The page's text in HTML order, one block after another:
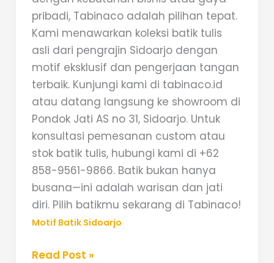
pribadi, Tabinaco adalah pilihan tepat.
Kami menawarkan koleksi batik tulis
asli dari pengrajin Sidoarjo dengan
motif eksklusif dan pengerjaan tangan
terbaik. Kunjungi kami di tabinaco.id
atau datang langsung ke showroom di
Pondok Jati AS no 31, Sidoarjo. Untuk
konsultasi pemesanan custom atau
stok batik tulis, hubungi kami di +62
858-9561-9866. Batik bukan hanya
busana—ini adalah warisan dan jati
diri. Pilih batikmu sekarang di Tabinaco!
Motif Batik Sidoarjo
Read Post »